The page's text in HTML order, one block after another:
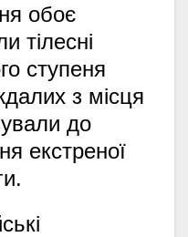
обоє
тілесні
ступеня
з місця
до
екстреної